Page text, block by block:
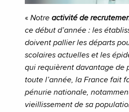
« Notre activité de
ce début d’année : les
doivent pallier les départs
scolaires actuelles et les
qui requièrent davantage de
toute l’année, la France fait
pénurie nationale,
vieillissement de sa